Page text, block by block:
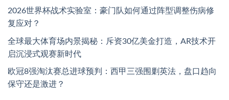
2026世界杯战术实验室：豪门队如何通过阵型调整伤病修
复应对？
全球最大体育场内景揭秘：斥资30亿美金打造，AR技术开
启沉浸式观赛新时代
欧冠8强淘汰赛总进球预判：西甲三强围剿英法，盘口趋向
保守还是激进？